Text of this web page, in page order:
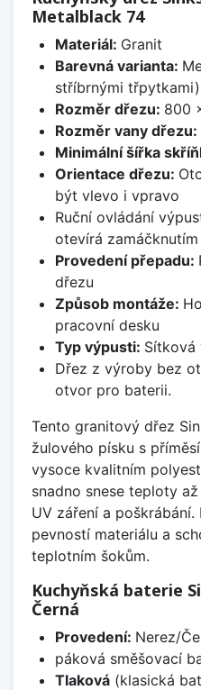
Metalblack 74
Materiál: Granit
Barevná varianta:
stříbrnými třpytkami)
Rozměr dřezu: 800
Rozměr vany dřezu:
Minimální šířka
Orientace dřezu:
být vlevo i vpravo
Ruční ovládání
otevírá
Provedení přepadu:
dřezu
Způsob montáže:
pracovní desku
Typ výpusti: Sítková
Dřez z výroby bez
otvor pro baterii.
Tento granitový dřez
žulového písku s
vysoce kvalitním
snadno snese teploty
UV záření a
pevností materiálu a
teplotním šokům.
Kuchyňská baterie
Černá
Provedení: Nerez/
páková směšovací
Tlaková(klasická